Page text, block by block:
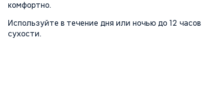
комфортно.
Используйте в течение дня или ночью до 12 часов
сухости.